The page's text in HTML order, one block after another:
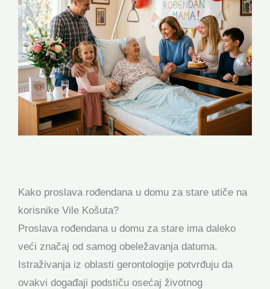
Kako proslava rođendana u domu za stare utiče na
korisnike Vile Košuta?
Proslava rođendana u domu za stare ima daleko
veći značaj od samog obeležavanja datuma.
Istraživanja iz oblasti gerontologije potvrđuju da
ovakvi događaji podstiču osećaj životnog